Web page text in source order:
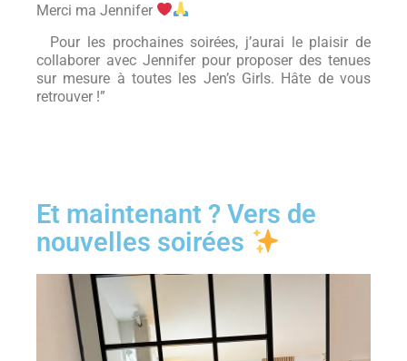
Merci ma Jennifer
Pour les prochaines soirées, j’aurai le plaisir de
collaborer avec Jennifer pour proposer des tenues
sur mesure à toutes les Jen’s Girls. Hâte de vous
retrouver !”
Et maintenant ? Vers de
nouvelles soirées